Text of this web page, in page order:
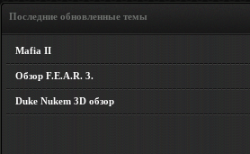
Последние обновленные
Mafia II
Обзор F.E.A.R. 3.
Duke Nukem 3D обзор